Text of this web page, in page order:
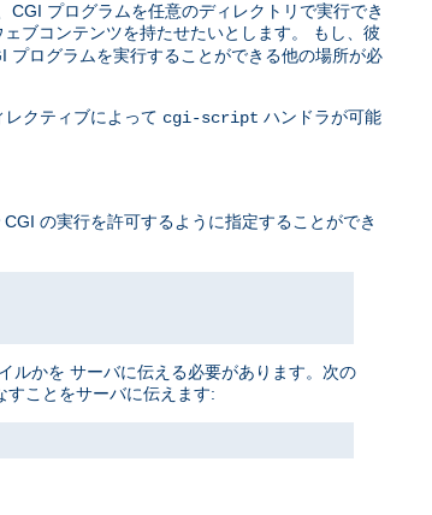
プログラムを任意のディレクトリで実行でき
ブコンテンツを持たせたいとします。 もし、彼
ログラムを実行することができる他の場所が必
レクティブによって cgi-script ハンドラが可能
の実行を許可するように指定することができ
ルかを サーバに伝える必要があります。次の
すことをサーバに伝えます: